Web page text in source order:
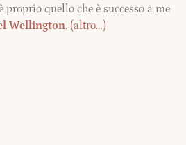
proprio quello che è successo a me
Wellington. (altro…)